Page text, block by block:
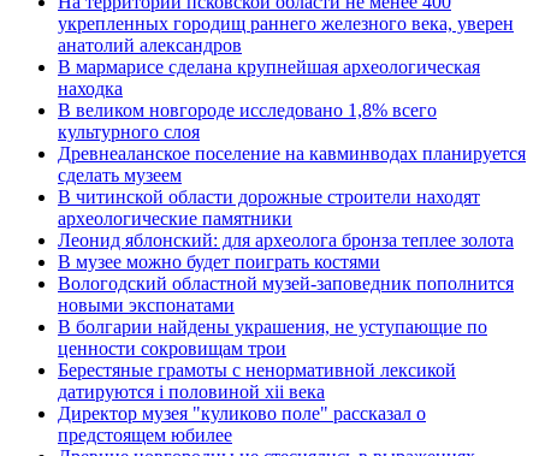
укрепленных городищ раннего железного века, уверен
анатолий александров
В мармарисе сделана крупнейшая археологическая
находка
В великом новгороде исследовано 1,8% всего
культурного слоя
Древнеаланское поселение на кавминводах планируется
сделать музеем
В читинской области дорожные строители находят
археологические памятники
Леонид яблонский: для археолога бронза теплее золота
В музее можно будет поиграть костями
Вологодский областной музей-заповедник пополнится
новыми экспонатами
В болгарии найдены украшения, не уступающие по
ценности сокровищам трои
Берестяные грамоты с ненормативной лексикой
датируются i половиной xii века
Директор музея "куликово поле" рассказал о
предстоящем юбилее